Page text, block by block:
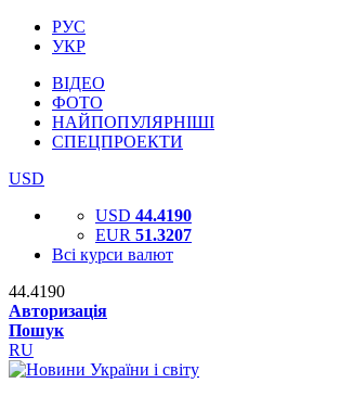
РУС
УКР
ВІДЕО
ФОТО
НАЙПОПУЛЯРНІШІ
СПЕЦПРОЕКТИ
USD
USD 44.4190
EUR 51.3207
Всі курси валют
44.4190
Авторизація
Пошук
RU